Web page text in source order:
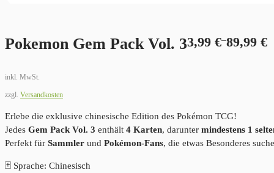
Pokemon Gem Pack Vol. 33,99 €–89,99 €
inkl. MwSt.
zzgl. Versandkosten
Erlebe die exklusive chinesische Edition des Pokémon TCG!
Jedes Gem Pack Vol. 3 enthält 4 Karten, darunter mindestens 1
Perfekt für Sammler und Pokémon-Fans, die etwas Besonderes
🃏 Sprache: Chinesisch